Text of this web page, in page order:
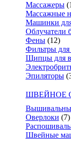
Массажеры
Массажные
Машинки
Облучатели
Фены (12)
Фильтры
Щипцы для
Эпиляторы
ШВЕЙНОЕ
Оверлоки (7)
Швейные